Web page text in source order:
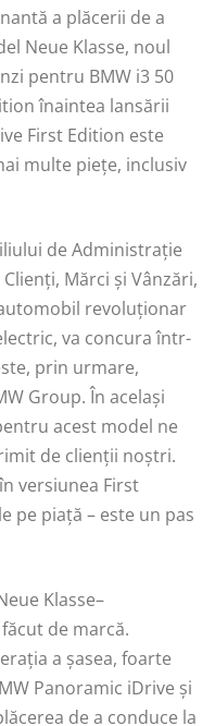
a plăcerii de a
Neue Klasse, noul
pentru BMW i3 50
înaintea lansării
First Edition este
multe pieţe, inclusiv
de Administrație
Mărci și Vânzări,
revoluționar
va concura într-
prin urmare,
Group. În același
acest model ne
de clienții noștri.
versiunea First
pe piață – este un pas
Klasse–
de marcă.
a șasea, foarte
Panoramic iDrive și
de a conduce la